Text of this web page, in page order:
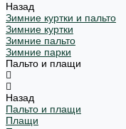
Назад
Зимние куртки и пальто
Зимние куртки
Зимние пальто
Зимние парки
Пальто и плащи
Назад
Пальто и плащи
Плащи